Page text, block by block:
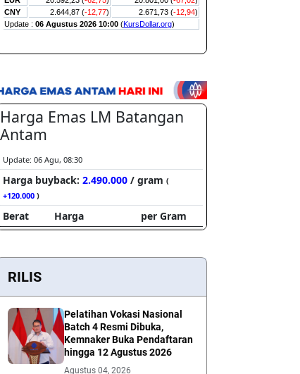
RILIS
Pelatihan Vokasi Nasional
Batch 4 Resmi Dibuka,
Kemnaker Buka Pendaftaran
hingga 12 Agustus 2026
Agustus 04, 2026